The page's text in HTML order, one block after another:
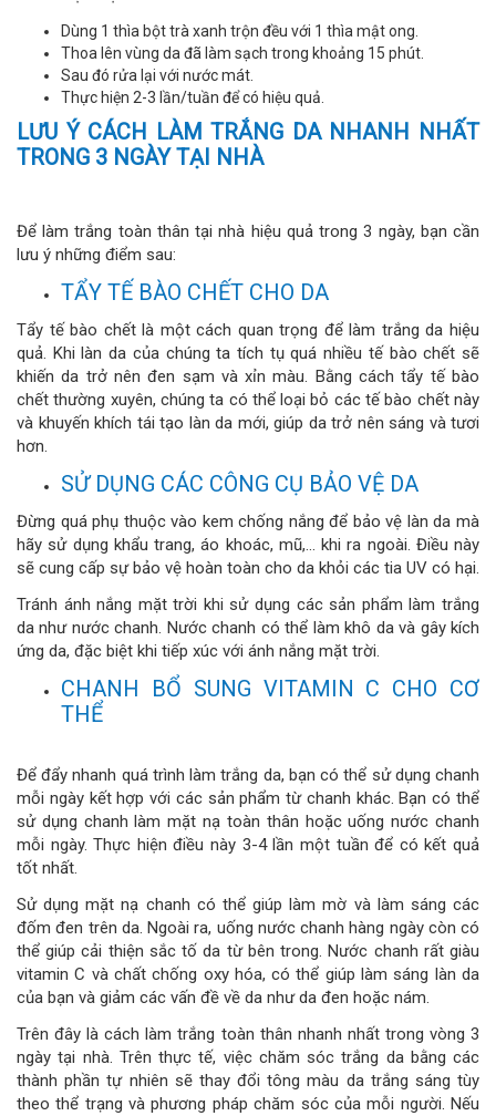
Dùng 1 thìa bột trà xanh trộn đều với 1 thìa mật ong.
Thoa lên vùng da đã làm sạch trong khoảng 15 phút.
Sau đó rửa lại với nước mát.
Thực hiện 2-3 lần/tuần để có hiệu quả.
LƯU Ý CÁCH LÀM TRẮNG DA NHANH NHẤT
TRONG 3 NGÀY TẠI NHÀ
Để làm trắng toàn thân tại nhà hiệu quả trong 3 ngày, bạn cần
lưu ý những điểm sau:
TẨY TẾ BÀO CHẾT CHO DA
Tẩy tế bào chết là một cách quan trọng để làm trắng da hiệu
quả. Khi làn da của chúng ta tích tụ quá nhiều tế bào chết sẽ
khiến da trở nên đen sạm và xỉn màu. Bằng cách tẩy tế bào
chết thường xuyên, chúng ta có thể loại bỏ các tế bào chết này
và khuyến khích tái tạo làn da mới, giúp da trở nên sáng và tươi
hơn.
SỬ DỤNG CÁC CÔNG CỤ BẢO VỆ DA
Đừng quá phụ thuộc vào kem chống nắng để bảo vệ làn da mà
hãy sử dụng khẩu trang, áo khoác, mũ,… khi ra ngoài. Điều này
sẽ cung cấp sự bảo vệ hoàn toàn cho da khỏi các tia UV có hại.
Tránh ánh nắng mặt trời khi sử dụng các sản phẩm làm trắng
da như nước chanh. Nước chanh có thể làm khô da và gây kích
ứng da, đặc biệt khi tiếp xúc với ánh nắng mặt trời.
CHANH BỔ SUNG VITAMIN C CHO CƠ
THỂ
Để đẩy nhanh quá trình làm trắng da, bạn có thể sử dụng chanh
mỗi ngày kết hợp với các sản phẩm từ chanh khác. Bạn có thể
sử dụng chanh làm mặt nạ toàn thân hoặc uống nước chanh
mỗi ngày. Thực hiện điều này 3-4 lần một tuần để có kết quả
tốt nhất.
Sử dụng mặt nạ chanh có thể giúp làm mờ và làm sáng các
đốm đen trên da. Ngoài ra, uống nước chanh hàng ngày còn có
thể giúp cải thiện sắc tố da từ bên trong. Nước chanh rất giàu
vitamin C và chất chống oxy hóa, có thể giúp làm sáng làn da
của bạn và giảm các vấn đề về da như da đen hoặc nám.
Trên đây là cách làm trắng toàn thân nhanh nhất trong vòng 3
ngày tại nhà. Trên thực tế, việc chăm sóc trắng da bằng các
thành phần tự nhiên sẽ thay đổi tông màu da trắng sáng tùy
theo thể trạng và phương pháp chăm sóc của mỗi người. Nếu